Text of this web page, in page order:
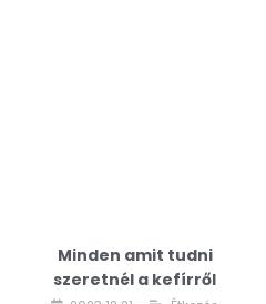
Minden amit tudni
szeretnél a kefírről